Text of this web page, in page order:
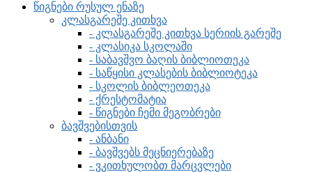
წიგნები რუსულ ენაზე
კლასგარეშე კითხვა
- კლასგარეშე კითხვა სერიის გარეშე
- კლასიკა სკოლაში
- საბავშვო ბაღის ბიბლიოთეკა
- საწყისი კლასების ბიბლიოტეკა
- სკოლის ბიბლეოთეკა
- ქრესტომატია
- წიგნები ჩემი მეგობრები
ბავშვებისთვის
- ანბანი
- ბავშვებს მეცნიერებაზე
- ვკითხულობთ მარცვლები